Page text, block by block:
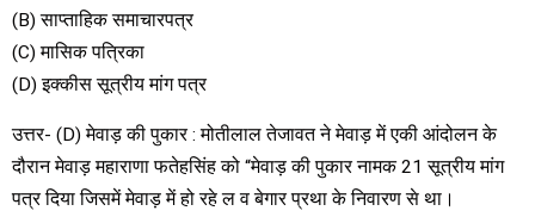
(B) साप्ताहिक समाचारपत्र
(C) मासिक पत्रिका
(D) इक्कीस सूत्रीय मांग पत्र
उत्तर- (D) मेवाड़ की पुकार : मोतीलाल तेजावत ने मेवाड़ में एकी आंदोलन के
दौरान मेवाड़ महाराणा फतेहसिंह को “मेवाड़ की पुकार नामक 21 सूत्रीय मांग
पत्र दिया जिसमें मेवाड़ में हो रहे ल‍ व बेगार प्रथा के निवारण से था।